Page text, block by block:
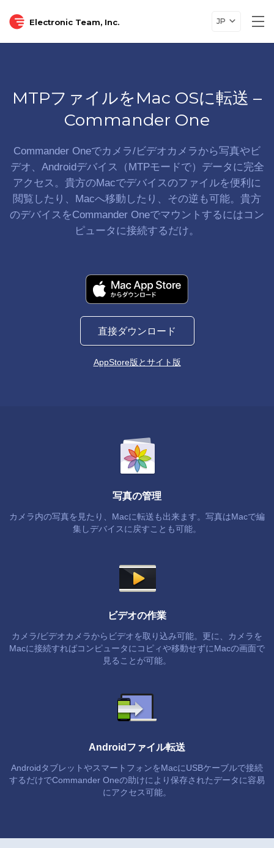
Electronic Team, Inc. JP
MTPファイルをMac OSに転送 –
Commander One
Commander Oneでカメラ/ビデオカメラから写真やビ
デオ、Androidデバイス（MTPモードで）データに完全
アクセス。貴方のMacでデバイスのファイルを便利に
閲覧したり、Macへ移動したり、その逆も可能。貴方
のデバイスをCommander Oneでマウントするにはコン
ピュータに接続するだけ。
直接ダウンロード
AppStore版とサイト版
写真の管理
カメラ内の写真を見たり、Macに転送も出来ます。写真はMacで編
集しデバイスに戻すことも可能。
ビデオの作業
カメラ/ビデオカメラからビデオを取り込み可能。更に、カメラを
Macに接続すればコンピュータにコピィや移動せずにMacの画面で
見ることが可能。
Androidファイル転送
AndroidタブレットやスマートフォンをMacにUSBケーブルで接続
するだけでCommander Oneの助けにより保存されたデータに容易
にアクセス可能。